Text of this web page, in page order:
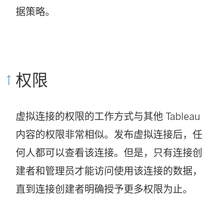
据策略。
权限
虚拟连接的权限的工作方式与其他 Tableau
内容的权限非常相似。发布虚拟连接后，任
何人都可以查看该连接。但是，只有连接创
建者和管理员才能访问使用该连接的数据，
直到连接创建者明确授予更多权限为止。